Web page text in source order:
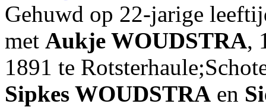
Gehuwd op 22-jarige
met Aukje WOUDSTRA,
1891 te
Sipkes WOUDSTRA en